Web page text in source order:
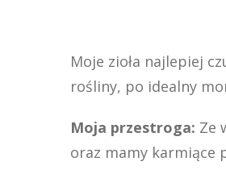
Moje zioła najlepiej
rośliny, po idealny
Moja przestroga: Ze
oraz mamy karmiące